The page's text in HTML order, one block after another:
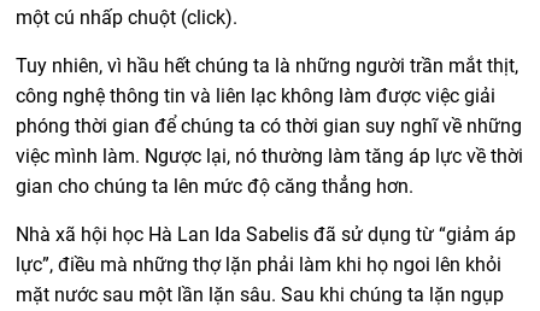
một cú nhấp chuột (click).
Tuy nhiên, vì hầu hết chúng ta là những người trần mắt thịt,
công nghệ thông tin và liên lạc không làm được việc giải
phóng thời gian để chúng ta có thời gian suy nghĩ về những
việc mình làm. Ngược lại, nó thường làm tăng áp lực về thời
gian cho chúng ta lên mức độ căng thẳng hơn.
Nhà xã hội học Hà Lan Ida Sabelis đã sử dụng từ “giảm áp
lực”, điều mà những thợ lặn phải làm khi họ ngoi lên khỏi
mặt nước sau một lần lặn sâu. Sau khi chúng ta lặn ngụp